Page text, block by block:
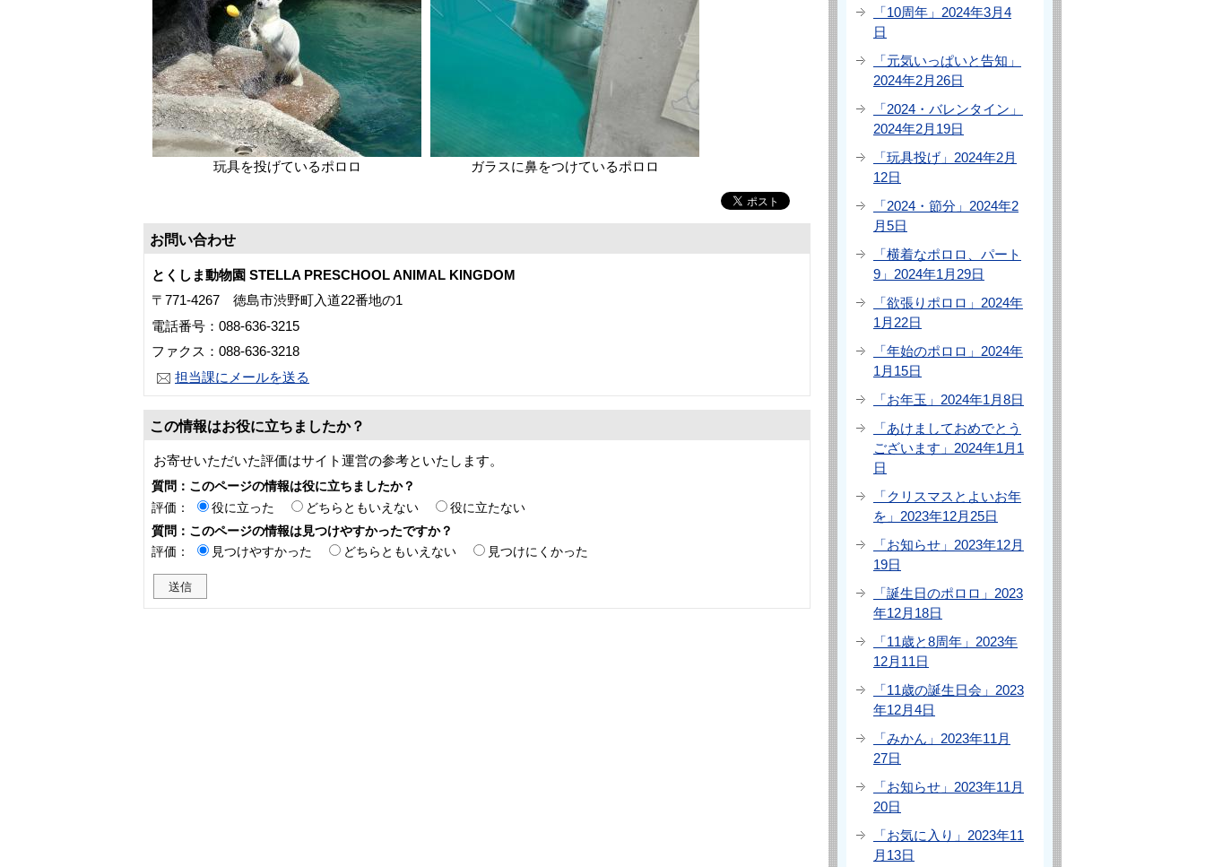
玩具を投げているポロロ ガラスに鼻をつけているポロロ
お問い合わせ
とくしま動物園 STELLA PRESCHOOL ANIMAL KINGDOM
〒771-4267 徳島市渋野町入道22番地の1
電話番号：088-636-3215
ファクス：088-636-3218
担当課にメールを送る
この情報はお役に立ちましたか？
お寄せいただいた評価はサイト運営の参考といたします。
質問：このページの情報は役に立ちましたか？
評価：
役に立った どちらともいえない
役に立たない
質問：このページの情報は見つけやすかったですか？
評価：
見つけやすかった どちらともいえない 見つけにくかった
「10周年」2024年3月4
日
「元気いっぱいと告知」
2024年2月26日
「2024・バレンタイン」
2024年2月19日
「玩具投げ」2024年2月
12日
「2024・節分」2024年2
月5日
「横着なポロロ、パート
9」2024年1月29日
「欲張りポロロ」2024年
1月22日
「年始のポロロ」2024年
1月15日
「お年玉」2024年1月8日
「あけましておめでとう
ございます」2024年1月1
日
「クリスマスとよいお年
を」2023年12月25日
「お知らせ」2023年12月
19日
「誕生日のポロロ」2023
年12月18日
「11歳と8周年」2023年
12月11日
「11歳の誕生日会」2023
年12月4日
「みかん」2023年11月
27日
「お知らせ」2023年11月
20日
「お気に入り」2023年11
月13日